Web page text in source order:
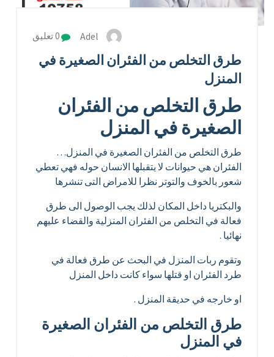
Adel 0 تعليق
طرق التخلص من الفئران الصغيرة في
المنزل
طرق التخلص من الفئران
الصغيرة في المنزل
طرق التخلص من الفئران الصغيرة في المنزل…
الفئران هي حيوانات لا يتقبلها الانسان حوله فهي تعطي
شعور بالخوف والتوتر نظرا للامراض التى تنشرها
والبكتريا داخل المكان لذلك يجب الوصول الى طرق
فعالة في التخلص من الفئران المنزلية والقضاء عليهم
نهائيا .
وتقوم ربات المنزل في البحث عن طرق فعالة في
طرد الفئران او قتلها سواء كانت داخل المنزل
او خارجه في حديقة المنزل .
طرق التخلص من الفئران الصغيرة
في المنزل